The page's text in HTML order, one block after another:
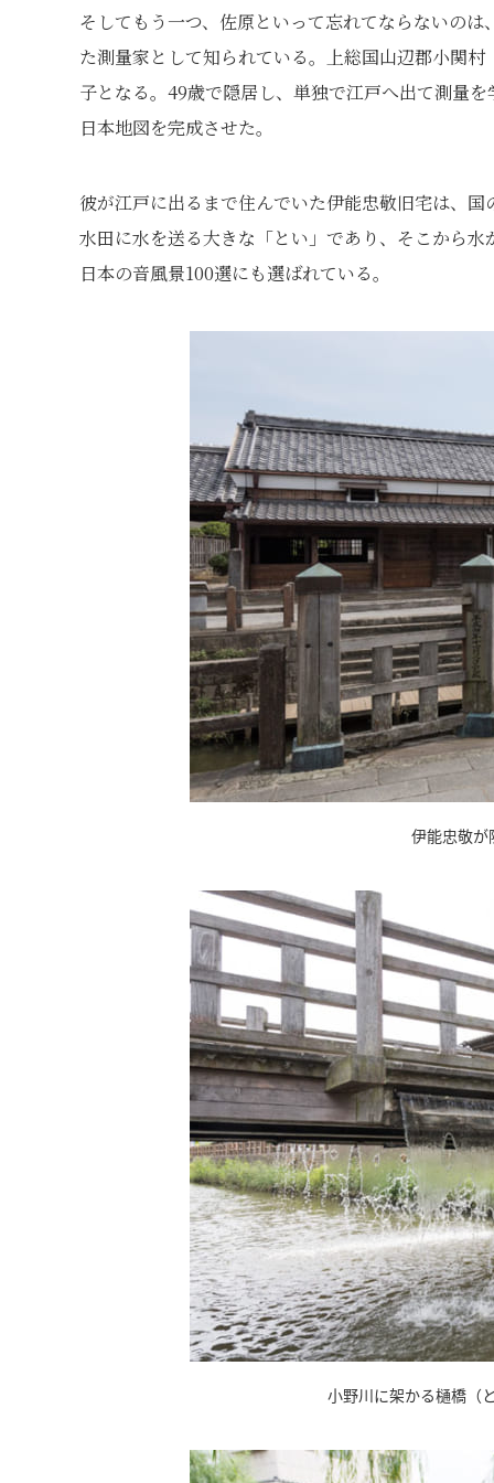
そしてもう一つ、佐原といって忘れてならないの
た測量家として知られている。上総国山辺郡小関
子となる。49歳で隠居し、単独で江戸へ出て測量
日本地図を完成させた。
彼が江戸に出るまで住んでいた伊能忠敬旧宅は、
水田に水を送る大きな「とい」であり、そこから
日本の音風景100選にも選ばれている。
伊能忠敬が
小野川に架かる樋橋（